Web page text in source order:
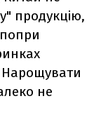
продукцію,
Нарощувати
не